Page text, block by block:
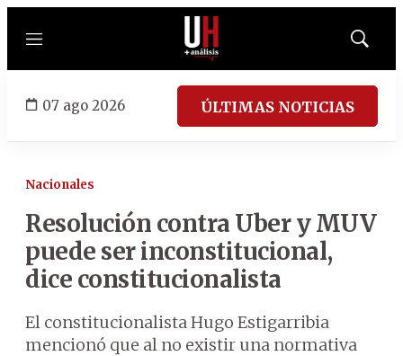
Menú
Mostrar
07 ago 2026 ÚLTIMAS NOTICIAS
Nacionales
Resolución contra Uber y MUV
puede ser inconstitucional,
dice constitucionalista
El constitucionalista Hugo Estigarribia
mencionó que al no existir una normativa